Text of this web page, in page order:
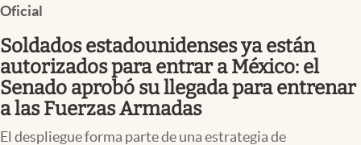
Pc y celular
Vida y estilo
Oficial
Soldados estadounidenses ya están
autorizados para entrar a México: el
Senado aprobó su llegada para entrenar
a las Fuerzas Armadas
El despliegue forma parte de una estrategia de